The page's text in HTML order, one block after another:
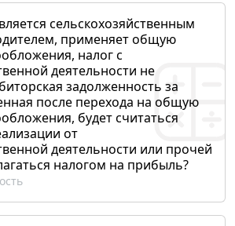
сельскохозяйственным
применяет общую
налог с
деятельности не
задолженность за
после перехода на общую
будет считаться
от
деятельности или прочей
налогом на прибыль?